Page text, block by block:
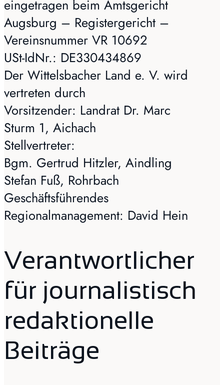
eingetragen beim Amtsgericht
Augsburg – Registergericht –
Vereinsnummer VR 10692
USt-IdNr.: DE330434869
Der Wittelsbacher Land e. V. wird
vertreten durch
Vorsitzender: Landrat Dr. Marc
Sturm 1, Aichach
Stellvertreter:
Bgm. Gertrud Hitzler, Aindling
Stefan Fuß, Rohrbach
Geschäftsführendes
Regionalmanagement: David Hein
Verantwortlicher
für journalistisch
redaktionelle
Beiträge